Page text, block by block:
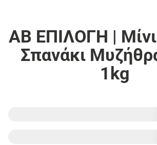
ΑΒ ΕΠΙΛΟΓΗ | Μίνι
Σπανάκι
1kg